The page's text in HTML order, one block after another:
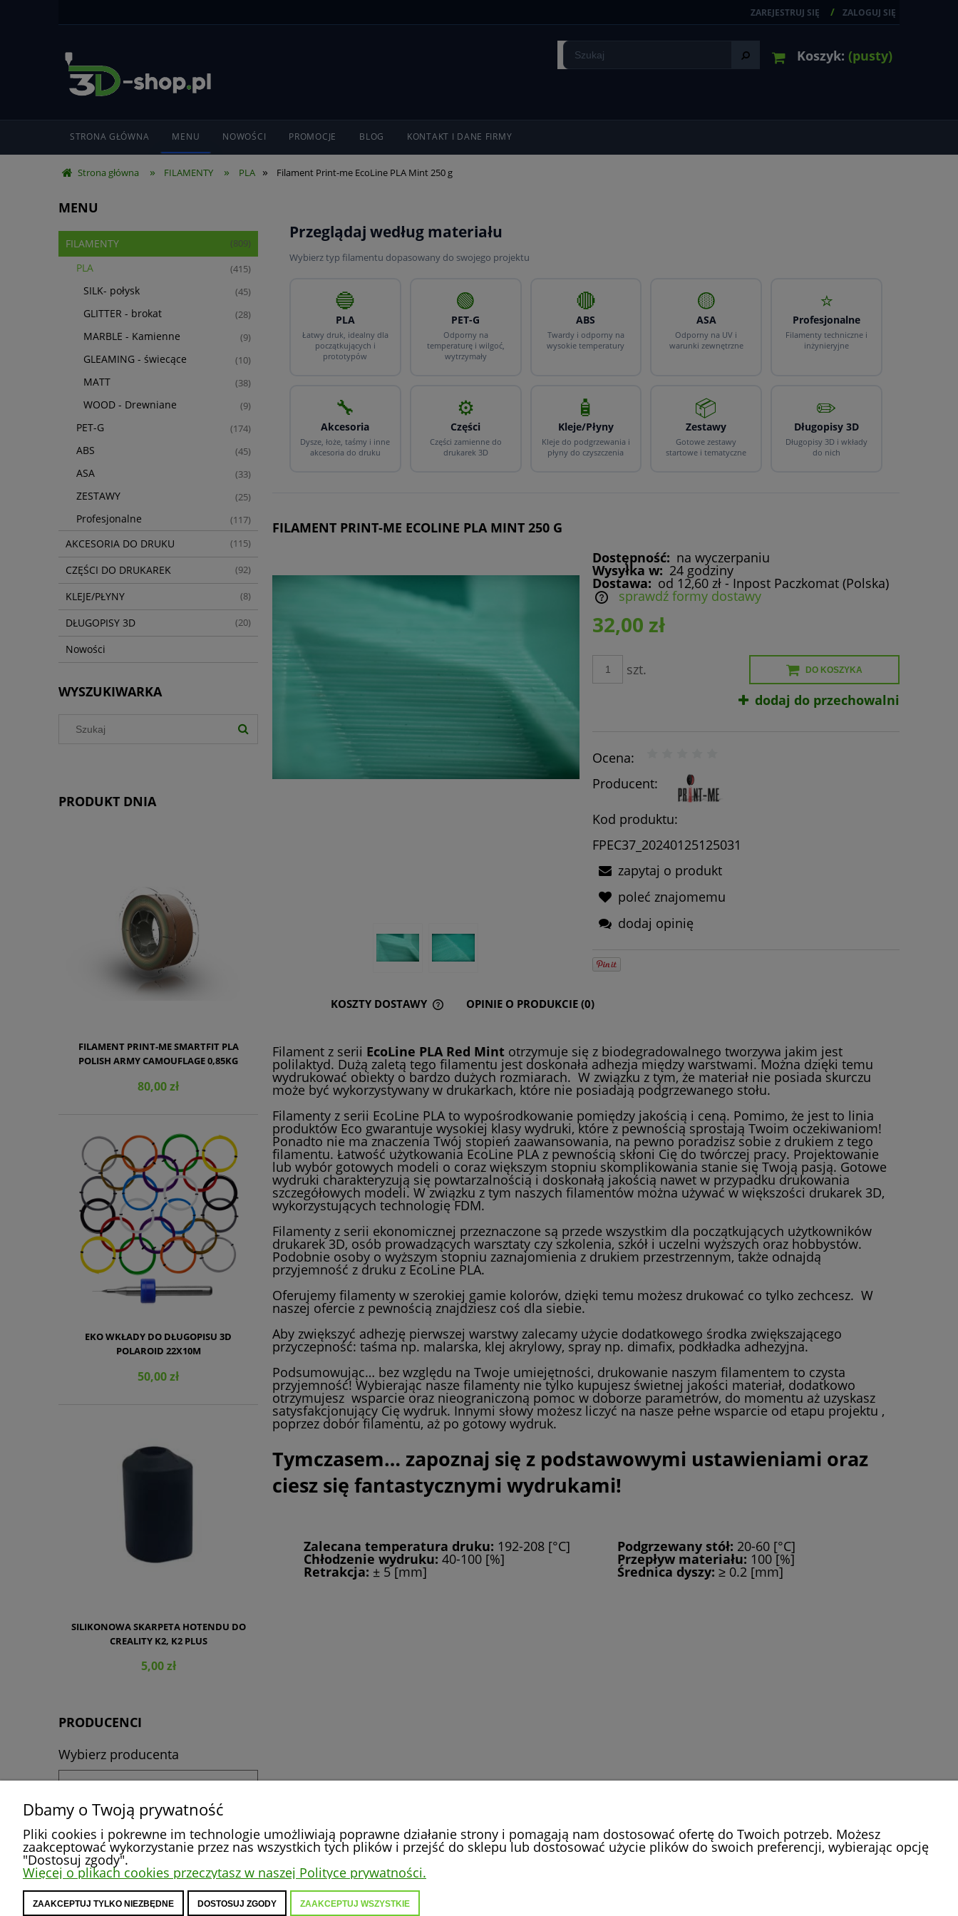
ZAREJESTRUJ SIĘ ZALOGUJ SIĘ
Koszyk: (pusty)
STRONA GŁÓWNA MENU NOWOŚCI PROMOCJE BLOG KONTAKT I DANE FIRMY
Strona główna » FILAMENTY » PLA » Filament Print-me EcoLine PLA Mint 250 g
MENU
FILAMENTY (809)
PLA (415)
SILK- połysk (45)
GLITTER - brokat (28)
MARBLE - Kamienne (9)
GLEAMING - świecące (10)
MATT (38)
WOOD - Drewniane (9)
PET-G (174)
ABS (45)
ASA (33)
ZESTAWY (25)
Profesjonalne (117)
AKCESORIA DO DRUKU (115)
CZĘŚCI DO DRUKAREK (92)
KLEJE/PŁYNY (8)
DŁUGOPISY 3D (20)
Nowości
WYSZUKIWARKA
PRODUKT DNIA
FILAMENT PRINT-ME SMARTFIT PLA
POLISH ARMY CAMOUFLAGE 0,85KG
80,00 zł
DO KOSZYKA
EKO WKŁADY DO DŁUGOPISU 3D
POLAROID 22X10M
50,00 zł
DO KOSZYKA
SILIKONOWA SKARPETA HOTENDU DO
CREALITY K2, K2 PLUS
5,00 zł
DO KOSZYKA
PRODUCENCI
Wybierz producenta
Przeglądaj według materiału
Wybierz typ filamentu dopasowany do swojego projektu
🔵
PLA
Łatwy druk, idealny dla
początkujących i
prototypów
🟢
PET-G
Odporny na
temperaturę i wilgoć,
wytrzymały
🔴
ABS
Twardy i odporny na
wysokie temperatury
🟡
ASA
Odporny na UV i
warunki zewnętrzne
⭐
Profesjonalne
Filamenty techniczne i
inżynieryjne
🔧
Akcesoria
Dysze, łoże, taśmy i inne
akcesoria do druku
⚙️
Części
Części zamienne do
drukarek 3D
🧴
Kleje/Płyny
Kleje do podgrzewania i
płyny do czyszczenia
📦
Zestawy
Gotowe zestawy
startowe i tematyczne
✏️
Długopisy 3D
Długopisy 3D i wkłady
do nich
FILAMENT PRINT-ME ECOLINE PLA MINT 250 G
Dostępność: na wyczerpaniu
Wysyłka w: 24 godziny
Dostawa: od 12,60 zł - Inpost Paczkomat (Polska)
sprawdź formy dostawy
32,00 zł
szt. DO KOSZYKA
dodaj do przechowalni
Ocena:
Producent:
Kod produktu:
FPEC37_20240125125031
zapytaj o produkt
poleć znajomemu
dodaj opinię
KOSZTY DOSTAWY
KOSZTÓW PŁATNOŚCI
OPINIE O PRODUKCIE (0)
Filament z serii EcoLine PLA Red Mint otrzymuje się z biodegradowalnego tworzywa jakim jest
polilaktyd. Dużą zaletą tego filamentu jest doskonała adhezja między warstwami. Można dzięki temu
wydrukować obiekty o bardzo dużych rozmiarach. W związku z tym, że materiał nie posiada skurczu
może być wykorzystywany w drukarkach, które nie posiadają podgrzewanego stołu.
Filamenty z serii EcoLine PLA to wypośrodkowanie pomiędzy jakością i ceną. Pomimo, że jest to linia
produktów Eco gwarantuje wysokiej klasy wydruki, które z pewnością sprostają Twoim oczekiwaniom!
Ponadto nie ma znaczenia Twój stopień zaawansowania, na pewno poradzisz sobie z drukiem z tego
filamentu. Łatwość użytkowania EcoLine PLA z pewnością skłoni Cię do twórczej pracy. Projektowanie
lub wybór gotowych modeli o coraz większym stopniu skomplikowania stanie się Twoją pasją. Gotowe
wydruki charakteryzują się powtarzalnością i doskonałą jakością nawet w przypadku drukowania
szczegółowych modeli. W związku z tym naszych filamentów można używać w większości drukarek 3D,
wykorzystujących technologię FDM.
Filamenty z serii ekonomicznej przeznaczone są przede wszystkim dla początkujących użytkowników
drukarek 3D, osób prowadzących warsztaty czy szkolenia, szkół i uczelni wyższych oraz hobbystów.
Podobnie osoby o wyższym stopniu zaznajomienia z drukiem przestrzennym, także odnajdą
przyjemność z druku z EcoLine PLA.
Oferujemy filamenty w szerokiej gamie kolorów, dzięki temu możesz drukować co tylko zechcesz. W
naszej ofercie z pewnością znajdziesz coś dla siebie.
Aby zwiększyć adhezję pierwszej warstwy zalecamy użycie dodatkowego środka zwiększającego
przyczepność: taśma np. malarska, klej akrylowy, spray np. dimafix, podkładka adhezyjna.
Podsumowując… bez względu na Twoje umiejętności, drukowanie naszym filamentem to czysta
przyjemność! Wybierając nasze filamenty nie tylko kupujesz świetnej jakości materiał, dodatkowo
otrzymujesz wsparcie oraz nieograniczoną pomoc w doborze parametrów, do momentu aż uzyskasz
satysfakcjonujący Cię wydruk. Innymi słowy możesz liczyć na nasze pełne wsparcie od etapu projektu ,
poprzez dobór filamentu, aż po gotowy wydruk.
Tymczasem… zapoznaj się z podstawowymi ustawieniami oraz
ciesz się fantastycznymi wydrukami!
Zalecana temperatura druku: 192-208 [°C] Podgrzewany stół: 20-60 [°C]
Chłodzenie wydruku: 40-100 [%] Przepływ materiału: 100 [%]
Retrakcja: ± 5 [mm] Średnica dyszy: ≥ 0.2 [mm]
POMOC
Zwroty i reklamacje
Polityka prywatności
MOJE KONTO
Twoje zamówienia
Ustawienia konta
PŁATNOŚCI I DOSTAWA
Formy płatności
INFORMACJE O NAS
Dbamy o Twoją prywatność
Pliki cookies i pokrewne im technologie umożliwiają poprawne działanie strony i pomagają nam dostosować ofertę do Twoich potrzeb. Możesz
zaakceptować wykorzystanie przez nas wszystkich tych plików i przejść do sklepu lub dostosować użycie plików do swoich preferencji, wybierając opcję
"Dostosuj zgody".
Więcej o plikach cookies przeczytasz w naszej Polityce prywatności.
ZAAKCEPTUJ TYLKO NIEZBĘDNE DOSTOSUJ ZGODY ZAAKCEPTUJ WSZYSTKIE